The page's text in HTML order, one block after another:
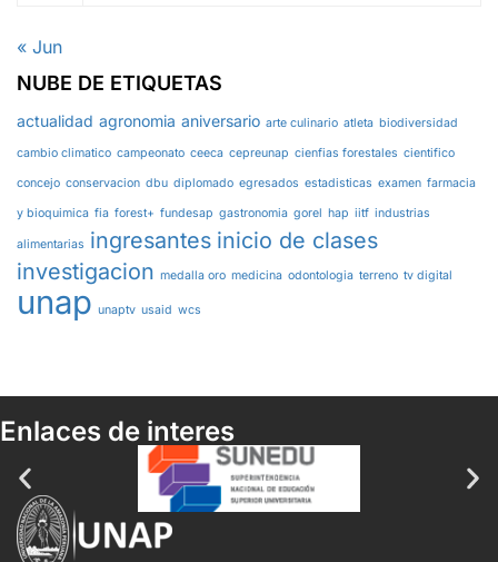
« Jun
NUBE DE ETIQUETAS
actualidad agronomia aniversario arte culinario atleta biodiversidad
cambio climatico campeonato ceeca cepreunap cienfias forestales cientifico
concejo conservacion dbu diplomado egresados estadisticas examen farmacia
y bioquimica fia forest+ fundesap gastronomia gorel hap iitf industrias
alimentarias ingresantes inicio de clases
investigacion medalla oro medicina odontologia terreno tv digital
unap unaptv usaid wcs
Enlaces de interes